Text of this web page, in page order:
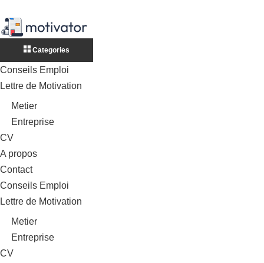
Categories
Conseils Emploi
Lettre de Motivation
Metier
Entreprise
CV
A propos
Contact
Conseils Emploi
Lettre de Motivation
Metier
Entreprise
CV